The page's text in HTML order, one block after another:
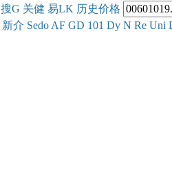
搜G 关健 易LK 历史价格
新介 Sedo AF GD 101 Dy N Re Uni